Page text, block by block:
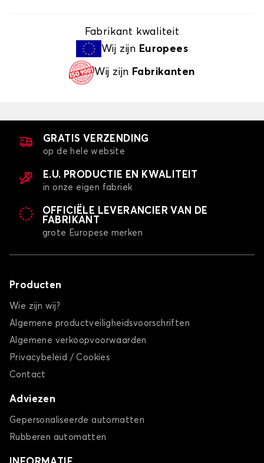
Fabrikant kwaliteit
Wij zijn Europees
Wij zijn Fabrikanten
GRATIS VERZENDING
op de hele website
E.U. PRODUCTIE EN KWALITEIT
in onze eigen fabriek
OFFICIËLE LEVERANCIER VAN DE
FABRIKANT
grote Europese merken
Producten
Wie zijn wij?
Algemene productveiligheidsvoorschriften
Algemene verkoopvoorwaarden
Privacybeleid / Cookies
Contact
Adviezen
Gepersonaliseerde automatten
Rubberen automatten